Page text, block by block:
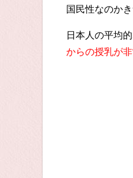
国民性なのか
日本人の平均
からの授乳が